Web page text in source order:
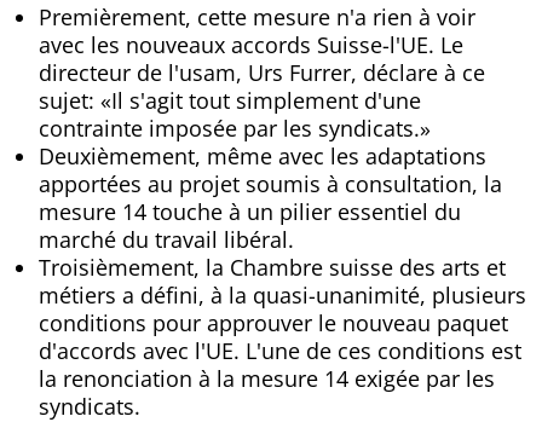
Premièrement, cette mesure n'a rien à voir
avec les nouveaux accords Suisse-l'UE. Le
directeur de l'usam, Urs Furrer, déclare à ce
sujet: «Il s'agit tout simplement d'une
contrainte imposée par les syndicats.»
Deuxièmement, même avec les adaptations
apportées au projet soumis à consultation, la
mesure 14 touche à un pilier essentiel du
marché du travail libéral.
Troisièmement, la Chambre suisse des arts et
métiers a défini, à la quasi-unanimité, plusieurs
conditions pour approuver le nouveau paquet
d'accords avec l'UE. L'une de ces conditions est
la renonciation à la mesure 14 exigée par les
syndicats.